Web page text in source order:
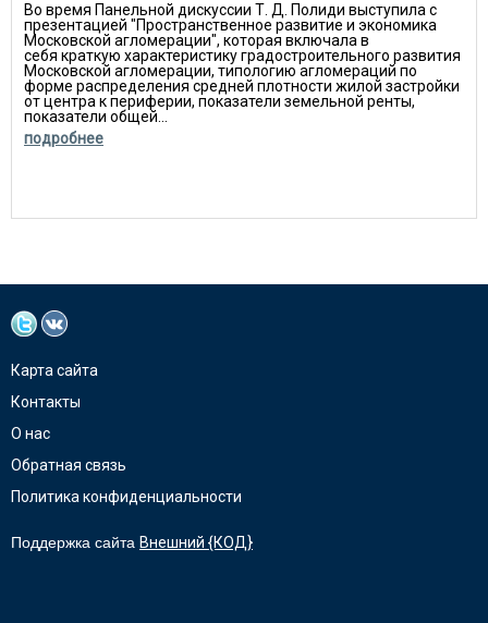
Во время Панельной дискуссии Т. Д. Полиди выступила с
презентацией "Пространственное развитие и экономика
Московской агломерации", которая включала в
себя краткую характеристику градостроительного развития
Московской агломерации, типологию агломераций по
форме распределения средней плотности жилой застройки
от центра к периферии, показатели земельной ренты,
показатели общей...
подробнее
Карта сайта
Контакты
О нас
Обратная связь
Политика конфиденциальности
Поддержка сайта Внешний {КОД}